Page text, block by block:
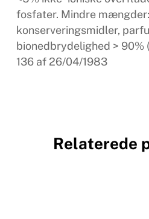
fosfater. Mindre mængder:
konserveringsmidler,
bionedbrydelighed > 90%
136 af 26/04/1983
Relaterede